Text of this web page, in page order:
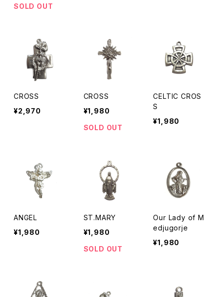
SOLD OUT
CROSS
¥2,970
CROSS
¥1,980
SOLD OUT
CELTIC CROS
S
¥1,980
ANGEL
¥1,980
ST.MARY
¥1,980
SOLD OUT
Our Lady of M
edjugorje
¥1,980